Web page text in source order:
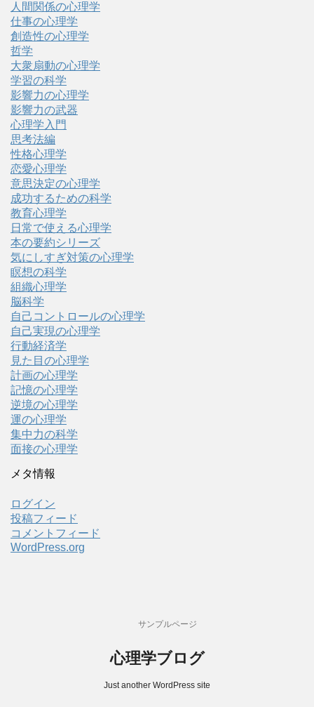
人間関係の心理学
仕事の心理学
創造性の心理学
哲学
大衆扇動の心理学
学習の科学
影響力の心理学
影響力の武器
心理学入門
思考法編
性格心理学
恋愛心理学
意思決定の心理学
成功するための科学
教育心理学
日常で使える心理学
本の要約シリーズ
気にしすぎ対策の心理学
瞑想の科学
組織心理学
脳科学
自己コントロールの心理学
自己実現の心理学
行動経済学
見た目の心理学
計画の心理学
記憶の心理学
逆境の心理学
運の心理学
集中力の科学
面接の心理学
メタ情報
ログイン
投稿フィード
コメントフィード
WordPress.org
サンプルページ
心理学ブログ
Just another WordPress site